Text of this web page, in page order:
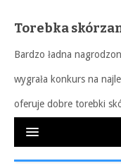
Torebka
Bardzo ładna
wygrała konkurs na
oferuje dobre torebki